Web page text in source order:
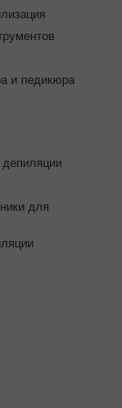
и педикюра
для